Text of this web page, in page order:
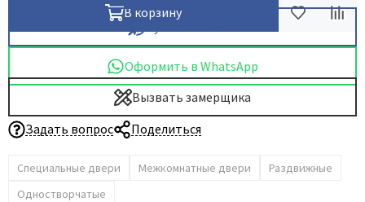
В корзину
Оформить в WhatsApp
Вызвать замерщика
Задать вопрос
Поделиться
Специальные двери Межкомнатные двери
Раздвижные
Одностворчатые